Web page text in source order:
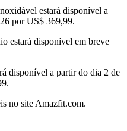
estará disponível a
por US$ 369,99.
estará disponível em breve
disponível a partir do dia 2 de
no site Amazfit.com.